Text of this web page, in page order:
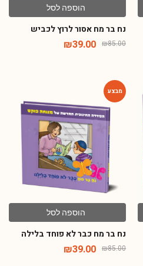
הוספה לסל
נח בר מח אסור לרוץ לכביש
₪85.00
₪39.00
הוספה לסל
נח בר מח כבר לא פוחד בלילה
₪85.00
₪39.00